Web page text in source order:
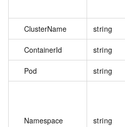
ClusterName string
ContainerId string
Pod string
Namespace string